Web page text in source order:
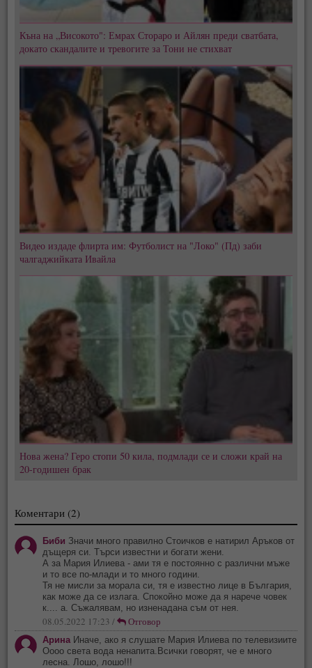
Къна на „Високото": Емрах Стораро и Айлян преди сватбата,
докато скандалите и тревогите за Тони не стихват
Видео издаде флирта им: Футболист на "Локо" (Пд) заби
чалгаджийката Ивайла
Нова жена? Геро стопи 50 кила, подмлади се и сложи край на
20-годишен брак
Коментари (2)
Биби Значи много правилно Стоичков е натирил Аръков от
дъщеря си. Търси известни и богати жени.
А за Мария Илиева - ами тя е постоянно с различни мъже
и то все по-млади и то много години.
Тя не мисли за морала си, тя е известно лице в България,
как може да се излага. Спокойно може да я нарече човек
к.... а. Съжалявам, но изненадана съм от нея.
08.05.2022 17:23 / Отговор
Арина Иначе, ако я слушате Мария Илиева по телевизиите
Оооо света вода ненапита.Всички говорят, че е много
лесна. Лошо, лошо!!!